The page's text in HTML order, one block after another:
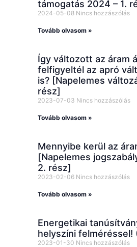
támogatás 2024 – 1.
2024-05-08 Nincs hozzászólás
Tovább olvasom »
Így változott az áram
felfigyeltél az apró
is? [Napelemes
rész]
2023-07-03 Nincs hozzászólás
Tovább olvasom »
Mennyibe kerül az
[Napelemes
2. rész]
2023-02-06 Nincs hozzászólás
Tovább olvasom »
Energetikai
helyszíni felméréssel!
2023-01-30 Nincs hozzászólás